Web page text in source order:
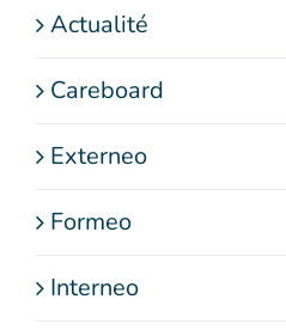
Actualité
Careboard
Externeo
Formeo
Interneo